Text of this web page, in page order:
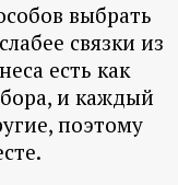
выбрать
связки из
есть как
и каждый
поэтому